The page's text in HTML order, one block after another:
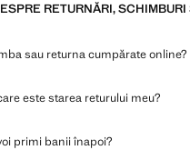
RETURNĂRI,
sau returna cumpărate online?
este starea returului meu?
primi banii înapoi?